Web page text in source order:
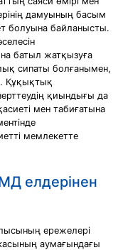
дамуының басым
болуына байланысты.
батыл жатқызуға
сипаты болғанымен,
Құқықтық
қиындығы да
мен табиғатына
мемлекетте
елдерінен
ережелерi
аумағындағы